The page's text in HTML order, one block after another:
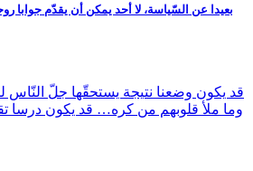
بعيدا عن السّياسة، لا أحد يمكن أن يقدّم جوابا
قد يكون وضعنا نتيجة يستحقّها جلّ
وما ملأ قلوبهم من كره… قد يكون درسا